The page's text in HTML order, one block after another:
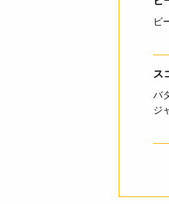
ビ
ス
バ
ジ